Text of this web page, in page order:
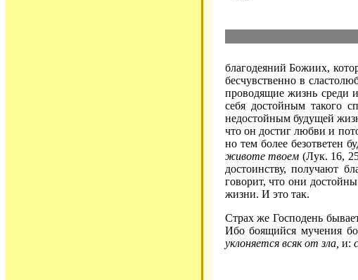
благодеяний Божиих,
бесчувственно в
проводящие жизнь среди
себя достойным такого
недостойным будущей
что он достиг любви и
но тем более безответен
животе твоем (Лук. 16,
достоинству, получают
говорит, что они
жизни. И это так.
Страх же Господень
Ибо боящийся мучения
уклоняется всяк от зла, и: